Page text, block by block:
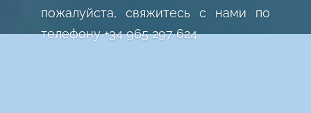
пожалуйста, свяжитесь с нами по
телефону +34 965 297 624.